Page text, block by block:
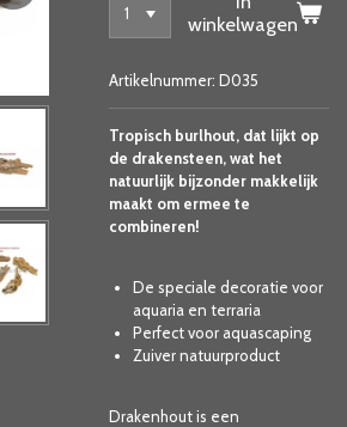
winkelwagen
Artikelnummer: D035
Tropisch burlhout, dat lijkt op
de drakensteen, wat het
natuurlijk bijzonder makkelijk
maakt om ermee te
combineren!
De speciale decoratie voor
aquaria en terraria
Perfect voor aquascaping
Zuiver natuurproduct
Drakenhout is een